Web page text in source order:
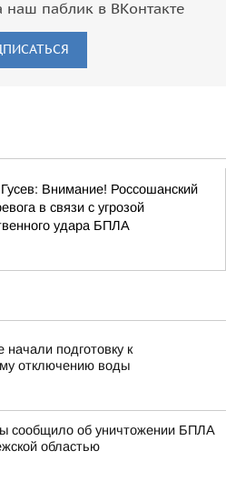
наш паблик в ВКонтакте
Внимание! Россошанский
в связи с угрозой
удара БПЛА
подготовку к
отключению воды
сообщило об уничтожении БПЛА
областью